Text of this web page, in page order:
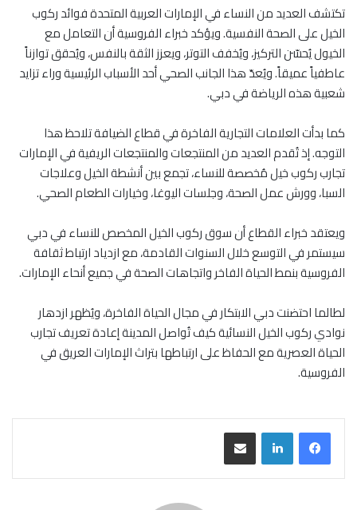
تكتشف العديد من النساء في الإمارات العربية المتحدة فوائد ركوب
الخيل على الصحة النفسية. ويؤكد خبراء الفروسية أن التعامل مع
الخيول يُحسّن التركيز، ويُخفف التوتر، ويعزز الثقة بالنفس، ويُحقق توازناً
عاطفياً عميقاً. ويُعدّ هذا الجانب الصحي أحد الأسباب الرئيسية وراء تزايد
شعبية هذه الرياضة في دبي.
كما بدأت العلامات التجارية الفاخرة في قطاع الضيافة تلاحظ هذا
التوجه. إذ تُقدم العديد من المنتجعات والمنتجعات الريفية في الإمارات
تجارب ركوب خيل مُخصصة للنساء، تجمع بين أنشطة الخيل وعلاجات
السبا، وورش عمل الصحة، وجلسات اليوغا، وخيارات الطعام الصحي.
ويعتقد خبراء القطاع أن سوق ركوب الخيل المخصص للنساء في دبي
سيستمر في التوسع خلال السنوات القادمة، مع ازدياد ارتباط ثقافة
الفروسية بنمط الحياة الفاخر واتجاهات الصحة في جميع أنحاء الإمارات.
لطالما احتضنت دبي الابتكار في مجال الحياة الفاخرة، ويُظهر ازدهار
نوادي ركوب الخيل النسائية كيف تُواصل المدينة إعادة تعريف تجارب
الحياة العصرية مع الحفاظ على ارتباطها بتراث الإمارات العريق في
الفروسية.
مشاركة عبر البريد